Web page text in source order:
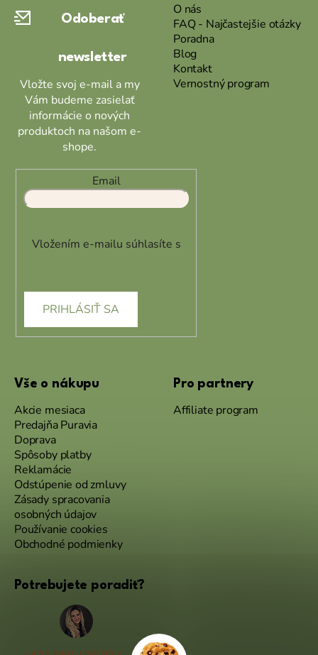
Odoberať
newsletter
Vložte svoj e-mail a my
Vám budeme zasielať
informácie o nových
produktoch na našom e-
shope.
Email
Vložením e-mailu súhlasíte s
PRIHLÁSIŤ SA
O nás
FAQ - Najčastejšie otázky
Poradna
Blog
Kontakt
Vernostný program
Vše o nákupu
Akcie mesiaca
Predajňa Puravia
Doprava
Spôsoby platby
Reklamácie
Odstúpenie od zmluvy
Zásady spracovania
osobných údajov
Používanie cookies
Obchodné podmienky
Pro partnery
Affiliate program
Potrebujete poradiť?